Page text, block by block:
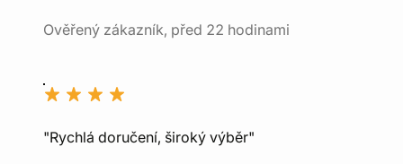
Ověřený zákazník, před 22 hodinami
"Rychlá doručení, široký výběr"